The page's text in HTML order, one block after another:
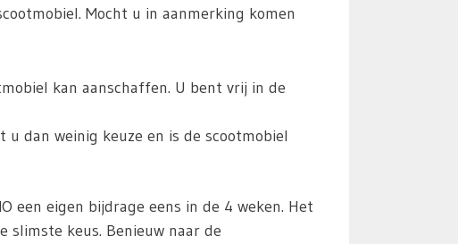
Mocht u in aanmerking komen
kan aanschaffen. U bent vrij in de
dan weinig keuze en is de scootmobiel
een eigen bijdrage eens in de 4 weken. Het
slimste keus. Benieuw naar de